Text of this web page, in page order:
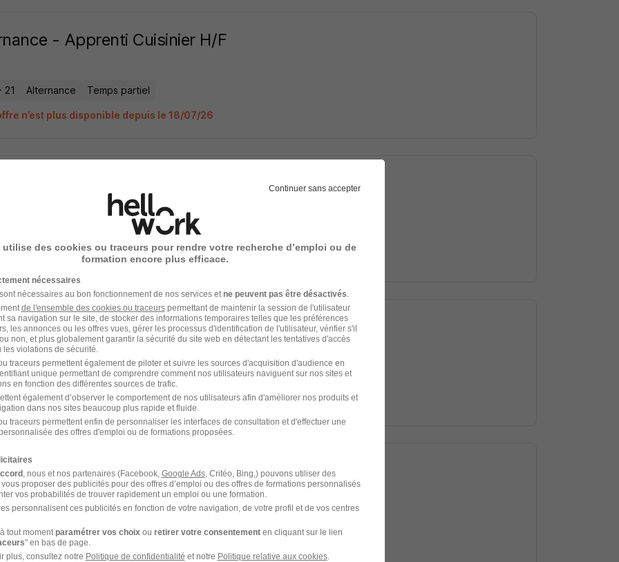
- Apprenti Cuisinier H/F
21 Alternance Temps partiel
n’est plus disponible depuis le 18/07/26
Temps partiel
n’est plus disponible depuis le 18/07/26
- Apprenti Cuisinier H/F
21 Alternance Temps partiel
n’est plus disponible depuis le 18/07/26
- Apprenti Cuisinier H/F
n’est plus disponible depuis le 18/07/26
Continuer sans accepter
utilise des cookies ou traceurs pour rendre votre recherche d’emploi ou de
formation encore plus efficace.
nécessaires
nécessaires au bon fonctionnement de nos services et ne peuvent pas être désactivés
de l'ensemble des cookies ou traceurspermettant de maintenir la session de l'utilisateur
sa navigation sur le site, de stocker des informations temporaires telles que les préférences
les annonces ou les offres vues, gérer les processus d'identification de l'utilisateur, vérifier s'il
non, et plus globalement garantir la sécurité du site web en détectant les tentatives d'accès
violations de sécurité.
traceurs permettent également de piloter et suivre les sources d'acquisition d'audience en
unique permettant de comprendre comment nos utilisateurs naviguent sur nos sites et
en fonction des différentes sources de trafic.
également d’observer le comportement de nos utilisateurs afin d'améliorer nos produits et
dans nos sites beaucoup plus rapide et fluide.
traceurs permettent enfin de personnaliser les interfaces de consultation et d'effectuer une
des offres d'emploi ou de formations proposées.
, nous et nos partenaires (Facebook, Google Ads, Critéo, Bing,) pouvons utiliser des
proposer des publicités pour des offres d’emploi ou des offres de formations personnalisés
vos probabilités de trouver rapidement un emploi ou une formation.
personnalisent ces publicités en fonction de votre navigation, de votre profil et de vos centres
tout moment paramétrer vos choix ou retirer votre consentementen cliquant sur le lien
" en bas de page.
plus, consultez notre Politique de confidentialité et notre Politique relative aux cookies.